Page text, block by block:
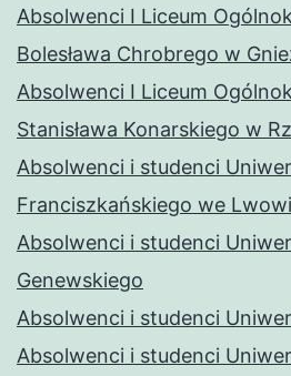
Absolwenci I Liceum
Bolesława Chrobrego w
Absolwenci I Liceum
Stanisława Konarskiego w
Absolwenci i studenci
Franciszkańskiego we
Absolwenci i studenci
Genewskiego
Absolwenci i studenci
Absolwenci i studenci